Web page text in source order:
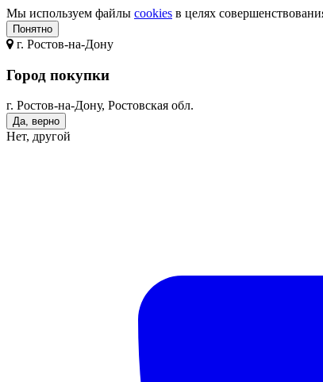
Мы используем файлы cookies в целях
Понятно
г. Ростов-на-Дону
Город покупки
г. Ростов-на-Дону, Ростовская обл.
Да, верно
Нет, другой